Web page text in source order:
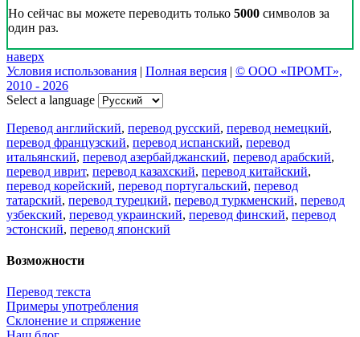
Но сейчас вы можете переводить только 5000 символов за
один раз.
наверх
Условия использования | Полная версия | © ООО «ПРОМТ»,
2010 - 2026
Select a language
Перевод английский, перевод русский, перевод немецкий,
перевод французский, перевод испанский, перевод
итальянский, перевод азербайджанский, перевод арабский,
перевод иврит, перевод казахский, перевод китайский,
перевод корейский, перевод португальский, перевод
татарский, перевод турецкий, перевод туркменский, перевод
узбекский, перевод украинский, перевод финский, перевод
эстонский, перевод японский
Возможности
Перевод текста
Примеры употребления
Склонение и спряжение